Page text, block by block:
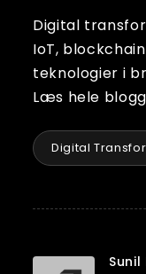
Digital
IoT,
teknologier i
Læs hele
Digital
Sunil